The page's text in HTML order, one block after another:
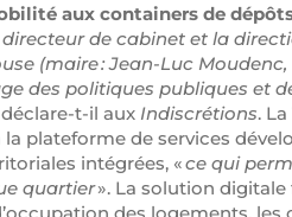
aux containers de
de cabinet et la
(maire : Jean-Luc
des politiques publiques et
déclare-t-il aux Indiscrétions.
plateforme de services
intégrées, «ce qui
quartier». La solution